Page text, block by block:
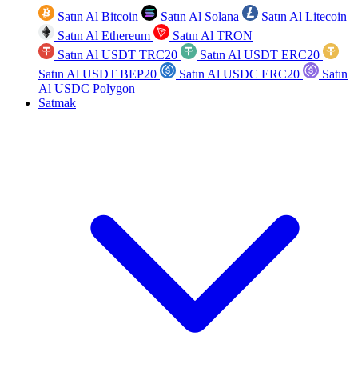
Satın Al Bitcoin Satın Al Solana
Satın Al Litecoin
Satın Al Ethereum
Satın Al TRON
Satın Al USDT TRC20
Satın Al USDT ERC20
Satın Al USDT BEP20
Satın Al USDC ERC20
Satın
Al USDC Polygon
Satmak